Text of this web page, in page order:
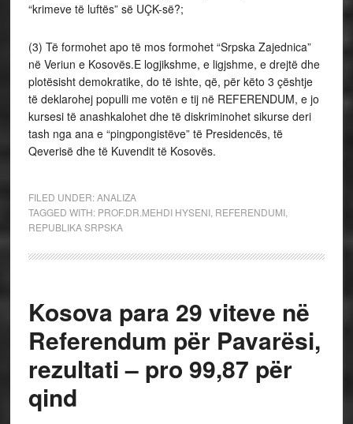
“krimeve të luftës” së UÇK-së?;
(3) Të formohet apo të mos formohet “Srpska Zajednica”
në Veriun e Kosovës.E logjikshme, e ligjshme, e drejtë dhe
plotësisht demokratike, do të ishte, që, për këto 3 çështje
të deklarohej populli me votën e tij në REFERENDUM, e jo
kursesi të anashkalohet dhe të diskriminohet sikurse deri
tash nga ana e “pingpongistëve” të Presidencës, të
Qeverisë dhe të Kuvendit të Kosovës.
FILED UNDER:ANALIZA
TAGGED WITH: PROF.DR.MEHDI HYSENI, REFERENDUMI,
REPUBLIKA SRPSKA
Kosova para 29 viteve në
Referendum për Pavarësi,
rezultati – pro 99,87 për
qind